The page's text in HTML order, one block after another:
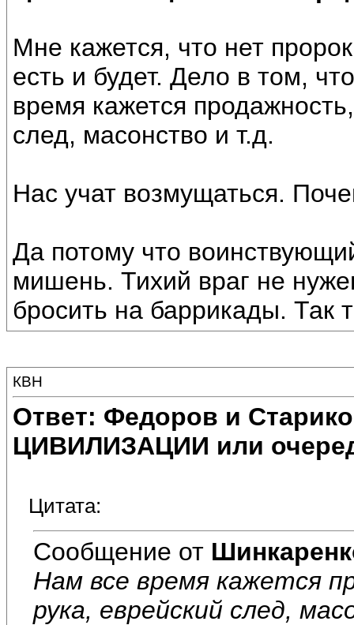
Мне кажется, что нет
есть и будет. Дело в том,
время кажется
след, масонство и т.д.
Нас учат возмущаться.
Да потому что
мишень. Тихий враг не
бросить на баррикады. Так
КВН
Ответ: Федоров и
ЦИВИЛИЗАЦИИ или
Цитата:
Сообщение от
Нам все время кажется
рука, еврейский след,